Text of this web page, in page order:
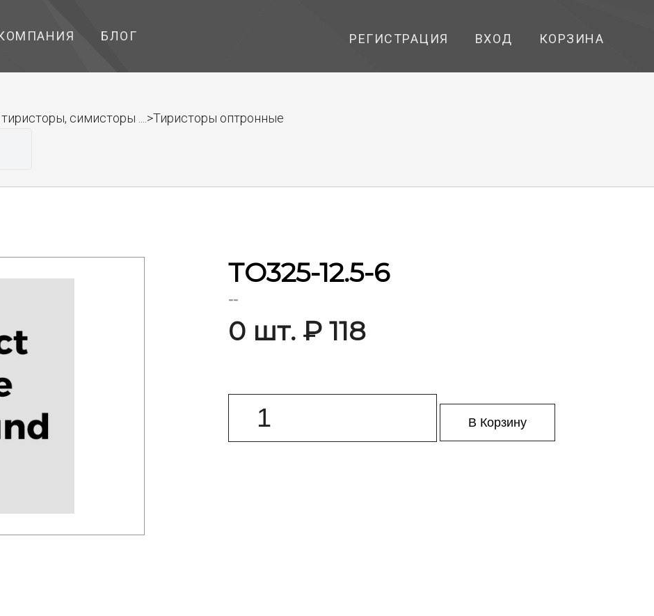
БЛОГ РЕГИСТРАЦИЯ ВХОД КОРЗИНА
симисторы ....>Тиристоры оптронные
ТО325-12.5-6
--
0 шт. ₽ 118
В Корзину